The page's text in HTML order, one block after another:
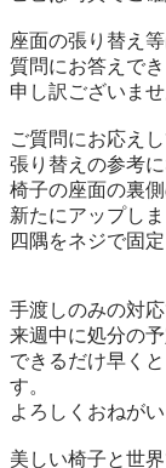
座面の張り替え
質問にお答えで
申し訳ございま
ご質問にお応え
張り替えの参考
椅子の座面の裏
新たにアップし
四隅をネジで固
手渡しのみの対
来週中に処分の
できるだけ早く
す。
よろしくおねが
美しい椅子と世